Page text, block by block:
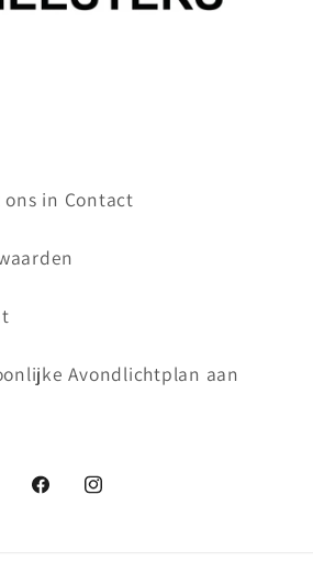
in Contact
Avondlichtplan aan
FacebookInstagram